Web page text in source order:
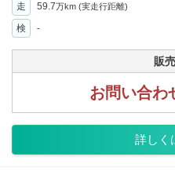
走 59.7万km (実走行距離)
検
-
販
お問い合わ
詳しく